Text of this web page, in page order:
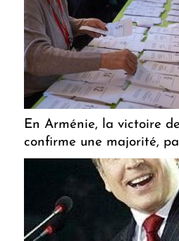
En Arménie, la victoire
confirme une majorité,